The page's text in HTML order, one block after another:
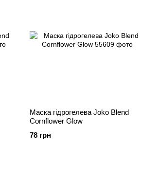
Маска гідрогелева Joko Blend
Cornflower Glow
78 грн